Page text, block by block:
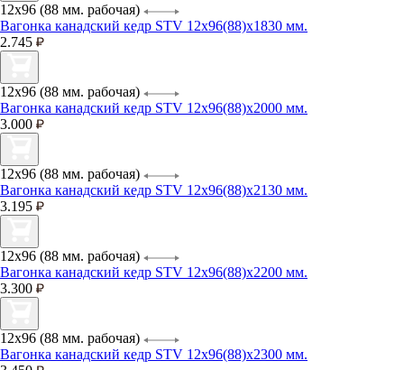
12х96 (88 мм. рабочая)
Вагонка канадский кедр STV 12х96(88)х1830 мм.
2.745
12х96 (88 мм. рабочая)
Вагонка канадский кедр STV 12х96(88)х2000 мм.
3.000
12х96 (88 мм. рабочая)
Вагонка канадский кедр STV 12х96(88)х2130 мм.
3.195
12х96 (88 мм. рабочая)
Вагонка канадский кедр STV 12х96(88)х2200 мм.
3.300
12х96 (88 мм. рабочая)
Вагонка канадский кедр STV 12х96(88)х2300 мм.